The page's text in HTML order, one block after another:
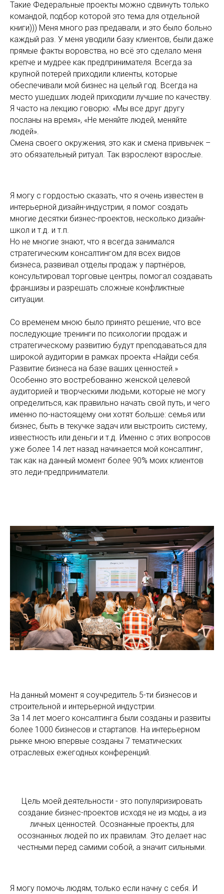
Такие Федеральные проекты можно сдвинуть только
командой, подбор которой это тема для отдельной
книги))) Меня много раз предавали, и это было больно
каждый раз. У меня уводили базу клиентов, были даже
прямые факты воровства, но всё это сделало меня
крепче и мудрее как предпринимателя. Всегда за
крупной потерей приходили клиенты, которые
обеспечивали мой бизнес на целый год. Всегда на
место ушедших людей приходили лучшие по качеству.
Я часто на лекцию говорю: «Мы все друг другу
посланы на время», «Не меняйте людей, меняйте
людей».
Смена своего окружения, это как и смена привычек –
это обязательный ритуал. Так взрослеют взрослые.
Я могу с гордостью сказать, что я очень известен в
интерьерной дизайн-индустрии, я помог создать
многие десятки бизнес-проектов, несколько дизайн-
школ и т.д. и т.п.
Но не многие знают, что я всегда занимался
стратегическим консалтингом для всех видов
бизнеса, развивал отделы продаж у партнёров,
консультировал торговые центры, помогал создавать
франшизы и разрешать сложные конфликтные
ситуации.
Со временем мною было принято решение, что все
последующие тренинги по психологии продаж и
стратегическому развитию будут преподаваться для
широкой аудитории в рамках проекта «Найди себя.
Развитие бизнеса на базе ваших ценностей.»
Особенно это востребованно женской целевой
аудиторией и творческими людьми, которые не могу
определиться, как правильно начать свой путь, и чего
именно по-настоящему они хотят больше: семья или
бизнес, быть в текучке задач или выстроить систему,
известность или деньги и т.д. Именно с этих вопросов
уже более 14 лет назад начинается мой консалтинг,
так как на данный момент более 90% моих клиентов
это леди-предприниматели.
На данный момент я соучредитель 5-ти бизнесов и
строительной и интерьерной индустрии.
За 14 лет моего консалтинга были созданы и развиты
более 1000 бизнесов и стартапов. На интерьерном
рынке мною впервые созданы 7 тематических
отраслевых ежегодных конференций.
Цель моей деятельности - это популяризировать
создание бизнес-проектов исходя не из моды, а из
личных ценностей. Осознанные проекты, для
осознанных людей по их правилам. Это делает нас
честными перед самими собой, а значит сильными.
Я могу помочь людям, только если начну с себя. И